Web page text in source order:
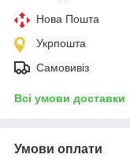
Нова Пошта
Укрпошта
Самовивіз
Всі умови доставки
Умови оплати